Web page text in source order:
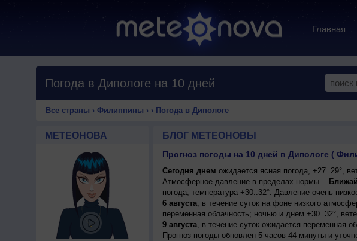
Главная
Погода в Дипологе на 10 дней
Все страны › Филиппины › › Погода в Дипологе
МЕТЕОНОВА БЛОГ МЕТЕОНОВЫ
Прогноз погоды на 10 дней в Дипологе (
Сегодня днем ожидается ясная погода, +27..29°,
Атмосферное давление в пределах нормы. .
погода, температура +30..32°. Давление очень
6 августа, в течение суток на фоне низкого
переменная облачность; ночью и днем +30..32°,
9 августа, в течение суток ожидается переменная
возможна гроза; ночью +25..27°, днем +31..33°,
Прогноз погоды обновлен 5 часов 44 минуты и